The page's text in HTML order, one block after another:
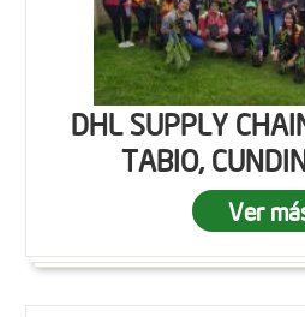
DHL SUPPLY
TABIO,
Ver